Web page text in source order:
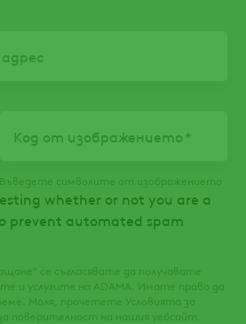
Код от изображението
Въведете символите от изображението
whether or not you are a
prevent automated spam
се съгласявате да получавате
и услугите на ADAMA. Имате право да
Моля, прочетете Условията за
поверителност на нашия уебсайт.